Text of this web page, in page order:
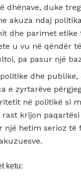
dhënave, duke
akuza ndaj
dhe parimet
u vu në qëndër
pa pasur një
dhe publike,
e zyrtarëve
në politikë si
krijon
hetim serioz të
ketu: